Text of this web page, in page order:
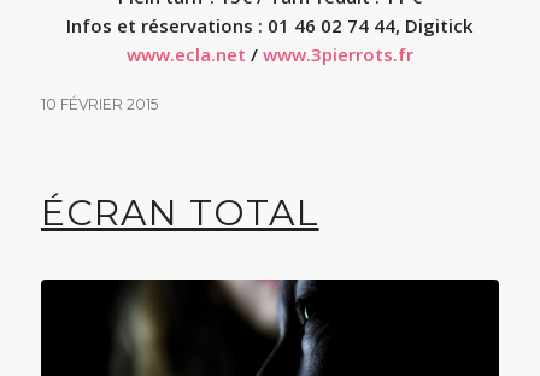
Infos et réservations : 01 46 02 74 44, Digitick
www.ecla.net / www.3pierrots.fr
10 FÉVRIER 2015
ÉCRAN TOTAL